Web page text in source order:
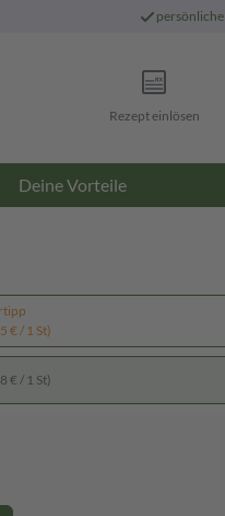
persönliche
Rezept einlösen
Deine Vorteile
€ / 1 St)
€ / 1 St)